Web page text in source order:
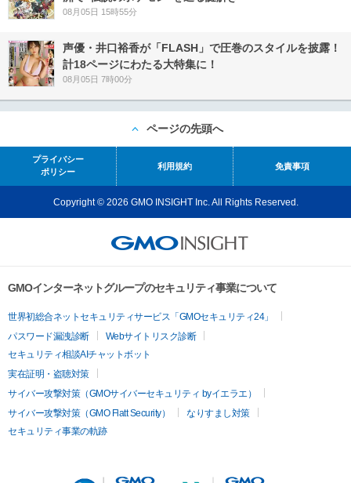
08月05日 15時55分
声優・井口裕香が「FLASH」で圧巻のスタイルを披露！
計18ページにわたる大特集に！
08月05日 7時00分
ページの先頭へ
プライバシー
ポリシー
利用規約 免責事項
Copyright © 2026 GMO INSIGHT Inc. All Rights Reserved.
GMOインターネットグループのセキュリティ事業について
世界初総合ネットセキュリティサービス「GMOセキュリティ24」
パスワード漏洩診断
Webサイトリスク診断
セキュリティ相談AIチャットボット
実在証明・盗聴対策
サイバー攻撃対策（GMOサイバーセキュリティ byイエラエ）
サイバー攻撃対策（GMO Flatt Security）
なりすまし対策
セキュリティ事業の軌跡